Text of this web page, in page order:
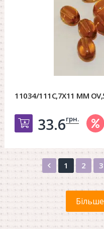
11034/111C,7X11 MM
Добавить в
33.6грн.
Назад
1 2 3